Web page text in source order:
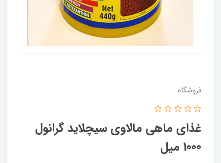
فروشگاه
غذای ماهی مالاوی سیچلاید گرانول
1000 میل